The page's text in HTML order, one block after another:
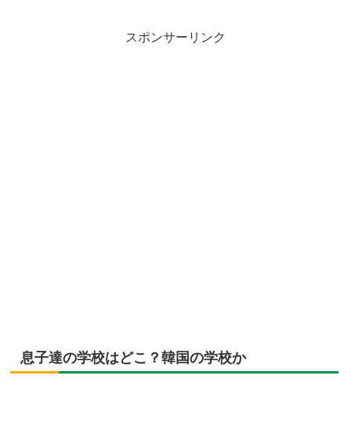
スポンサーリンク
息子達の学校はどこ？韓国の学校か